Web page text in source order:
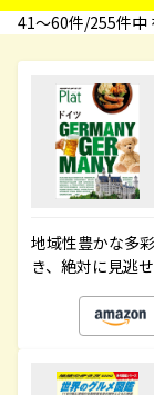
41〜60件/255件中
地域性豊かな多
き、絶対に見逃